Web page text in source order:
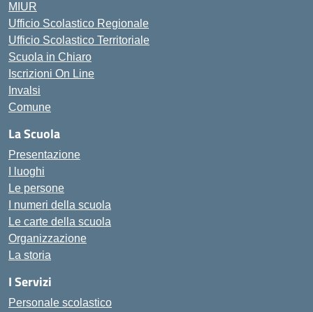
MIUR
Ufficio Scolastico Regionale
Ufficio Scolastico Territoriale
Scuola in Chiaro
Iscrizioni On Line
Invalsi
Comune
La Scuola
Presentazione
I luoghi
Le persone
I numeri della scuola
Le carte della scuola
Organizzazione
La storia
I Servizi
Personale scolastico